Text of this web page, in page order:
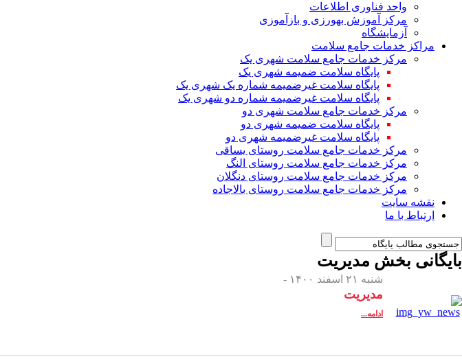
واحد فناوری اطلاعات
مرکز آموزش بهورزی و بازآموزی
آزمایشگاه
مراکز خدمات جامع سلامت
مرکز خدمات جامع سلامت شهری یک
پایگاه سلامت ضمیمه شهری یک
پایگاه سلامت غیرضمیمه شماره یک شهری یک
پایگاه سلامت غیرضمیمه شماره دو شهری یک
مرکز خدمات جامع سلامت شهری دو
پایگاه سلامت ضمیمه شهری دو
پایگاه سلامت غیرضمیمه شهری دو
مرکز خدمات جامع سلامت روستای یساقی
مرکز خدمات جامع سلامت روستای النگ
مرکز خدمات جامع سلامت روستای دنگلان
مرکز خدمات جامع سلامت روستای بالاجاده
نقشه سایت
ارتباط با ما
بایگانی بخش مدیریت
شنبه ۲۱ اسفند ۱۴۰۰ -
مدیریت
ادامه...